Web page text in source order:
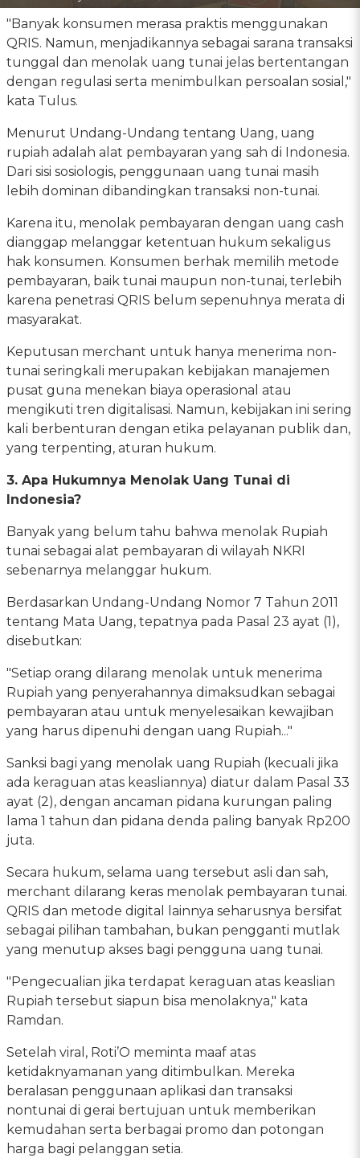
"Banyak konsumen merasa praktis menggunakan
QRIS. Namun, menjadikannya sebagai sarana transaksi
tunggal dan menolak uang tunai jelas bertentangan
dengan regulasi serta menimbulkan persoalan sosial,"
kata Tulus.
Menurut Undang-Undang tentang Uang, uang
rupiah adalah alat pembayaran yang sah di Indonesia.
Dari sisi sosiologis, penggunaan uang tunai masih
lebih dominan dibandingkan transaksi non-tunai.
Karena itu, menolak pembayaran dengan uang cash
dianggap melanggar ketentuan hukum sekaligus
hak konsumen. Konsumen berhak memilih metode
pembayaran, baik tunai maupun non-tunai, terlebih
karena penetrasi QRIS belum sepenuhnya merata di
masyarakat.
Keputusan merchant untuk hanya menerima non-
tunai seringkali merupakan kebijakan manajemen
pusat guna menekan biaya operasional atau
mengikuti tren digitalisasi. Namun, kebijakan ini sering
kali berbenturan dengan etika pelayanan publik dan,
yang terpenting, aturan hukum.
3. Apa Hukumnya Menolak Uang Tunai di
Indonesia?
Banyak yang belum tahu bahwa menolak Rupiah
tunai sebagai alat pembayaran di wilayah NKRI
sebenarnya melanggar hukum.
Berdasarkan Undang-Undang Nomor 7 Tahun 2011
tentang Mata Uang, tepatnya pada Pasal 23 ayat (1),
disebutkan:
"Setiap orang dilarang menolak untuk menerima
Rupiah yang penyerahannya dimaksudkan sebagai
pembayaran atau untuk menyelesaikan kewajiban
yang harus dipenuhi dengan uang Rupiah..."
Sanksi bagi yang menolak uang Rupiah (kecuali jika
ada keraguan atas keasliannya) diatur dalam Pasal 33
ayat (2), dengan ancaman pidana kurungan paling
lama 1 tahun dan pidana denda paling banyak Rp200
juta.
Secara hukum, selama uang tersebut asli dan sah,
merchant dilarang keras menolak pembayaran tunai.
QRIS dan metode digital lainnya seharusnya bersifat
sebagai pilihan tambahan, bukan pengganti mutlak
yang menutup akses bagi pengguna uang tunai.
"Pengecualian jika terdapat keraguan atas keaslian
Rupiah tersebut siapun bisa menolaknya," kata
Ramdan.
Setelah viral, Roti’O meminta maaf atas
ketidaknyamanan yang ditimbulkan. Mereka
beralasan penggunaan aplikasi dan transaksi
nontunai di gerai bertujuan untuk memberikan
kemudahan serta berbagai promo dan potongan
harga bagi pelanggan setia.